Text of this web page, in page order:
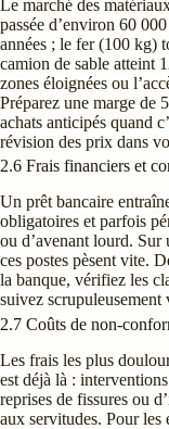
Le marché des
passée d’environ 60
années ; le fer (100 kg)
camion de sable atteint
zones éloignées ou
Préparez une marge de
achats anticipés quand
révision des prix dans
2.6 Frais financiers et
Un prêt bancaire
obligatoires et parfois
ou d’avenant lourd.
ces postes pèsent vite.
la banque, vérifiez les
suivez scrupuleusement
2.7 Coûts de non-
Les frais les plus
est déjà là :
reprises de fissures ou
aux servitudes. Pour les